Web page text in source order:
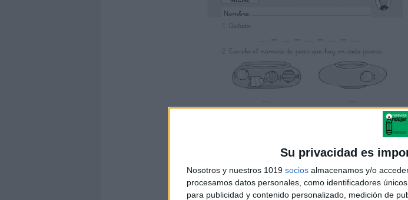
Su privacidad es
Nosotros y nuestros 1019 socios almacenamos y/o
procesamos datos personales, como identificadores
para publicidad y contenido personalizado, medición de